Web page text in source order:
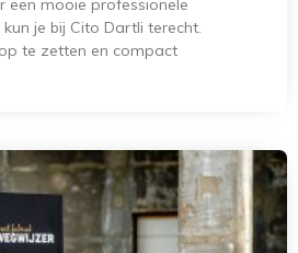
een mooie professionele
je bij Cito Dartli terecht.
te zetten en compact